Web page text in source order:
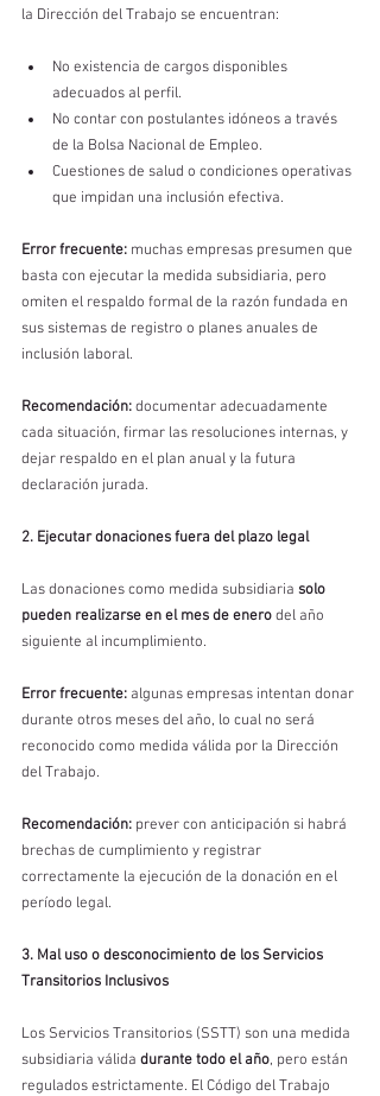
la Dirección del Trabajo se encuentran:
No existencia de cargos disponibles
adecuados al perfil.
No contar con postulantes idóneos a través
de la Bolsa Nacional de Empleo.
Cuestiones de salud o condiciones operativas
que impidan una inclusión efectiva.
Error frecuente: muchas empresas presumen que
basta con ejecutar la medida subsidiaria, pero
omiten el respaldo formal de la razón fundada en
sus sistemas de registro o planes anuales de
inclusión laboral.
Recomendación: documentar adecuadamente
cada situación, firmar las resoluciones internas, y
dejar respaldo en el plan anual y la futura
declaración jurada.
2. Ejecutar donaciones fuera del plazo legal
Las donaciones como medida subsidiaria solo
pueden realizarse en el mes de enero del año
siguiente al incumplimiento.
Error frecuente: algunas empresas intentan donar
durante otros meses del año, lo cual no será
reconocido como medida válida por la Dirección
del Trabajo.
Recomendación: prever con anticipación si habrá
brechas de cumplimiento y registrar
correctamente la ejecución de la donación en el
período legal.
3. Mal uso o desconocimiento de los Servicios
Transitorios Inclusivos
Los Servicios Transitorios (SSTT) son una medida
subsidiaria válida durante todo el año, pero están
regulados estrictamente. El Código del Trabajo